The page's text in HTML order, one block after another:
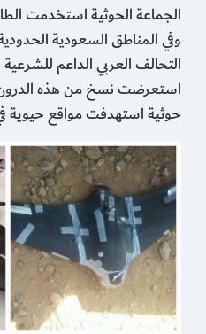
الجماعة الحوثية استخدمت
وفي المناطق السعودية
التحالف العربي الداعم
استعرضت نسخ من هذه
حوثية استهدفت مواقع حيوية